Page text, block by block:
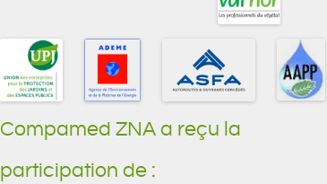
Compamed ZNA a reçu la
participation de :